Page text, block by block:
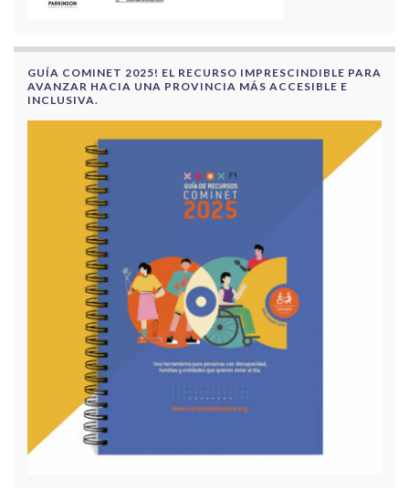
GUÍA COMINET 2025! EL RECURSO IMPRESCINDIBLE PARA
AVANZAR HACIA UNA PROVINCIA MÁS ACCESIBLE E
INCLUSIVA.